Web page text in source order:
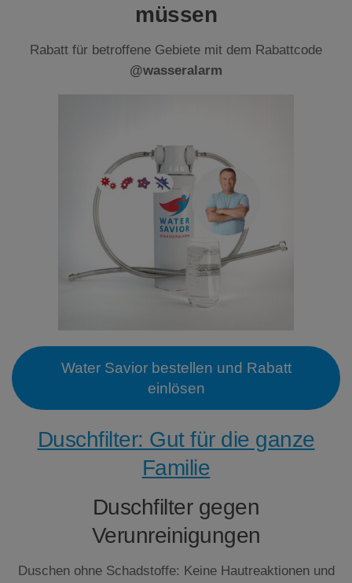
müssen
Rabatt für betroffene Gebiete mit dem Rabattcode
@wasseralarm
Water Savior bestellen und Rabatt
einlösen
Duschfilter: Gut für die ganze
Familie
Duschfilter gegen
Verunreinigungen
Duschen ohne Schadstoffe: Keine Hautreaktionen und